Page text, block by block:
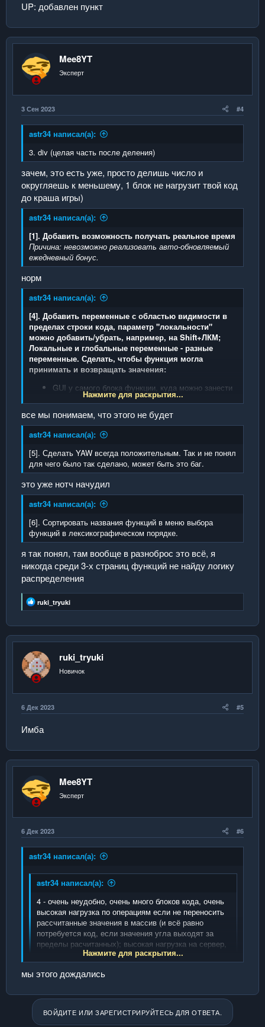
UP: добавлен пункт
Mee8YT
Эксперт
3 Сен 2023 #4
astr34 написал(а):
3. div (целая часть после деления)
зачем, это есть уже, просто делишь число и
округляешь к меньшему, 1 блок не нагрузит твой код
до краша игры)
astr34 написал(а):
[1]. Добавить возможность получать реальное время
Причина: невозможно реализовать авто-обновляемый
ежедневный бонус.
норм
astr34 написал(а):
[4]. Добавить переменные с областью видимости в
пределах строки кода, параметр "локальности"
можно добавить/убрать, например, на Shift+ЛКМ;
Локальные и глобальные переменные - разные
переменные. Сделать, чтобы функция могла
принимать и возвращать значения:
GUI у самого блока функции, куда можно занести
локальные переменные, которые принимает
Действие "Вернуть значения" - GUI, куда можно
занести локальные переменные, которые
возвращает функция
GUI у блока вызова функции после выбора
функции, куда можно занести переменные, в
которые нужно записать результат функции
Нажмите для раскрытия...
все мы понимаем, что этого не будет
astr34 написал(а):
[5]. Сделать YAW всегда положительным. Так и не понял
для чего было так сделано, может быть это баг.
это уже нотч начудил
astr34 написал(а):
[6]. Сортировать названия функций в меню выбора
функций в лексикографическом порядке.
я так понял, там вообще в разноброс это всё, я
никогда среди 3-х страниц функций не найду логику
распределения
Р
е
к
ц
и
и
:
ruki_tryuki
ruki_tryuki
Новичок
6 Дек 2023 #5
Имба
Mee8YT
Эксперт
6 Дек 2023 #6
astr34 написал(а):
astr34 написал(а):
4 - очень неудобно, очень много блоков кода, очень
высокая нагрузка по операциям если не переносить
рассчитанные значения в массив (и всё равно
потребуется код, если значения угла выходят за
пределы расчитанных); высокая нагрузка на сервер,
если перенести значения в массив (особенно в
случаях, если нужно рассчитывать место спавна
снаряда для скорострельного оружия, чтобы он не
очень часто).
Нажмите для раскрытия...
4. тригонометрию (sin, cos).
Нажмите для раскрытия...
мы этого дождались
ВОЙДИТЕ ИЛИ ЗАРЕГИСТРИРУЙТЕСЬ ДЛЯ ОТВЕТА.